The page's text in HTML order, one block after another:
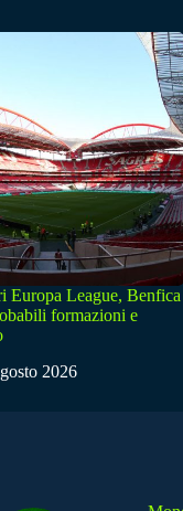
Europa League, Benfica
formazioni e
2026